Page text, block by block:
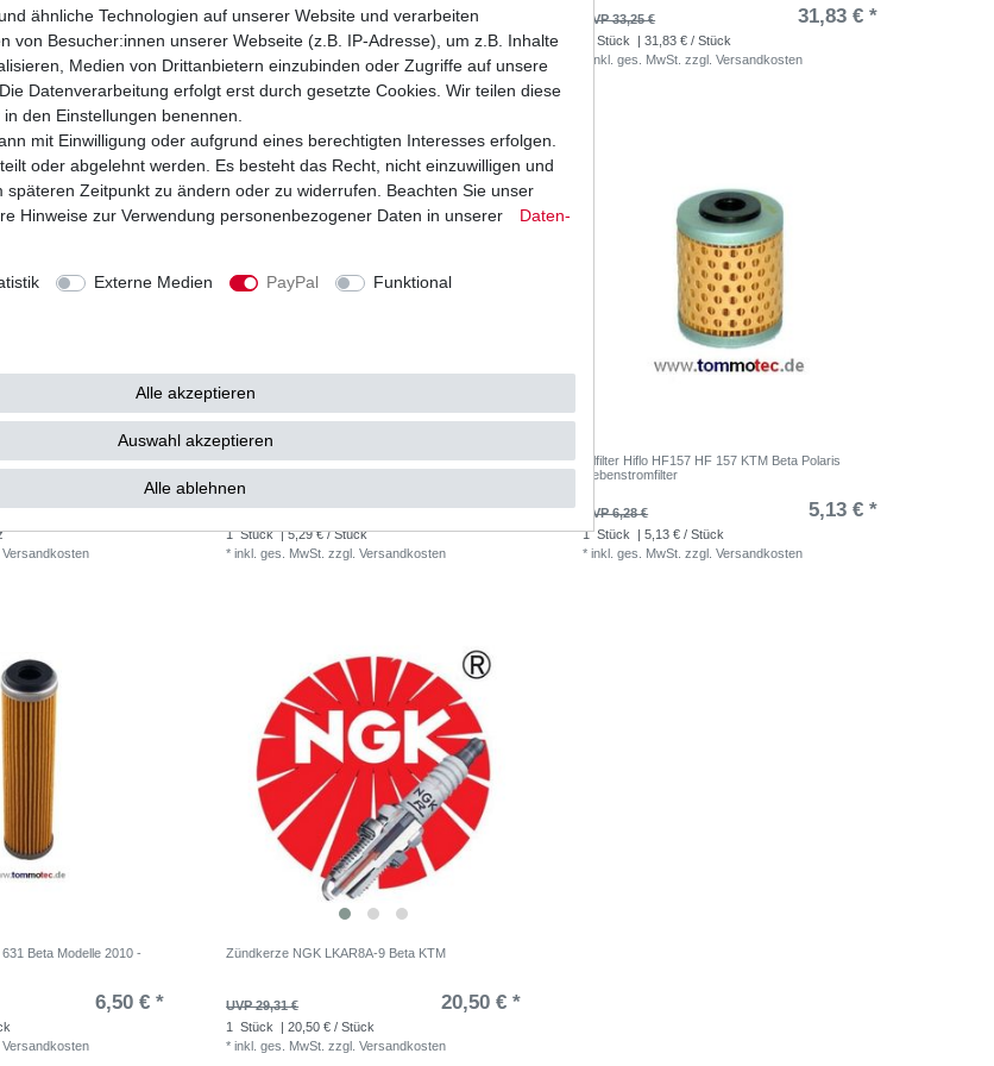
113,33 € *
Versandkosten
UVP 23,09 € 15,80 € *
1 Satz | 15,80 € / Satz
inkl. ges. MwSt. zzgl. Versandkosten
UVP 33,25 € 31,83 € *
Stück
| 31,83 € / Stück
inkl. ges. MwSt. zzgl.Versandkosten
450 RR 520 Xtrainer
58,99 € *
Versandkosten
Ölfilter Hiflo HF155 HF 155
UVP 6,48 € 5,29 € *
1 Stück | 5,29 € / Stück
*inkl. ges. MwSt. zzgl.Versandkosten
Ölfilter Hiflo HF157 HF 157 KTM Beta Polaris
Nebenstromfilter
UVP 6,28 € 5,13 € *
1 Stück
| 5,13 € / Stück
*inkl. ges. MwSt. zzgl.Versandkosten
Beta Modelle 2010 -
6,50 € *
Versandkosten
Zündkerze NGK LKAR8A-9 Beta KTM
UVP 29,31 € 20,50 € *
1 Stück
| 20,50 € / Stück
*inkl. ges. MwSt. zzgl.Versandkosten
ähnliche Technologien auf unserer Website und verarbeiten
von Besucher:innen unserer Webseite (z.B. IP-Adresse), um z.B. Inhalte
Medien von Drittanbietern einzubinden oder Zugriffe auf unsere
Datenverarbeitung erfolgt erst durch gesetzte Cookies. Wir teilen diese
den Einstellungen benennen.
mit Einwilligung oder aufgrund eines berechtigten Interesses erfolgen.
oder abgelehnt werden. Es besteht das Recht, nicht einzuwilligen und
späteren Zeitpunkt zu ändern oder zu widerrufen. Beachten Sie unser
Hinweise zur Verwendung personenbezogener Daten in unserer
Daten­
Externe Medien PayPal
Funktional
Alle akzeptieren
Auswahl akzeptieren
Alle ablehnen